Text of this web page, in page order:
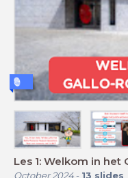
Les 1: Welkom in het
October 2024- 13 slides